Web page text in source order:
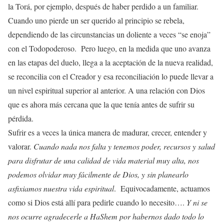
la Torá, por ejemplo, después de haber perdido a un familiar.
Cuando uno pierde un ser querido al principio se rebela,
dependiendo de las circunstancias un doliente a veces “se enoja”
con el Todopoderoso. Pero luego, en la medida que uno avanza
en las etapas del duelo, llega a la aceptación de la nueva realidad,
se reconcilia con el Creador y esa reconciliación lo puede llevar a
un nivel espiritual superior al anterior. A una relación con Dios
que es ahora más cercana que la que tenía antes de sufrir su
pérdida.
Sufrir es a veces la única manera de madurar, crecer, entender y
valorar. Cuando nada nos falta y tenemos poder, recursos y salud
para disfrutar de una calidad de vida material muy alta, nos
podemos olvidar muy fácilmente de Dios, y sin planearlo
asfixiamos nuestra vida espiritual. Equivocadamente, actuamos
como si Dios está allí para pedirle cuando lo necesito…. Y ni se
nos ocurre agradecerle a HaShem por habernos dado todo lo